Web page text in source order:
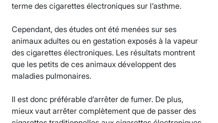
terme des cigarettes électroniques sur l’asthme.
Cependant, des études ont été menées sur ses
animaux adultes ou en gestation exposés à la vapeur
des cigarettes électroniques. Les résultats montrent
que les petits de ces animaux développent des
maladies pulmonaires.
Il est donc préférable d’arrêter de fumer. De plus,
mieux vaut arrêter complètement que de passer des